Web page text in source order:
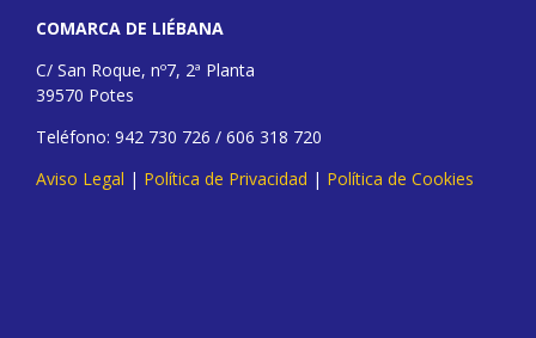
COMARCA DE LIÉBANA
C/ San Roque, nº7, 2ª Planta
39570 Potes
Teléfono: 942 730 726 / 606 318 720
Aviso Legal | Política de Privacidad | Política de Cookies